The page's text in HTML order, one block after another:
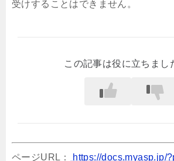
受けすることはできません。
この記事は役に立ちまし
ページURL： https://docs.myasp.jp/